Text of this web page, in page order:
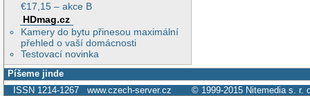
€17,15 – akce B
HDmag.cz
Kamery do bytu přinesou maximální
přehled o vaší domácnosti
Testovací novinka
Píšeme jinde
ISSN 1214-1267 www.czech-server.cz © 1999-2015 Nitemedia s. r.